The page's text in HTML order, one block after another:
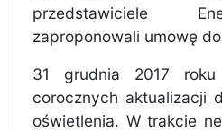
przedstawiciele
zaproponowali umowę do
31 grudnia 2017 roku
corocznych aktualizacji
oświetlenia. W trakcie